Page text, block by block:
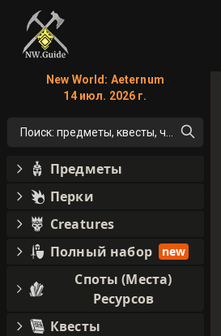
New World: Aeternum
14 июл. 2026 г.
Поиск: предметы, квесты, что угодно!
Предметы
Перки
Creatures
Полный набор
new
Споты (Места)
Ресурсов
Квесты